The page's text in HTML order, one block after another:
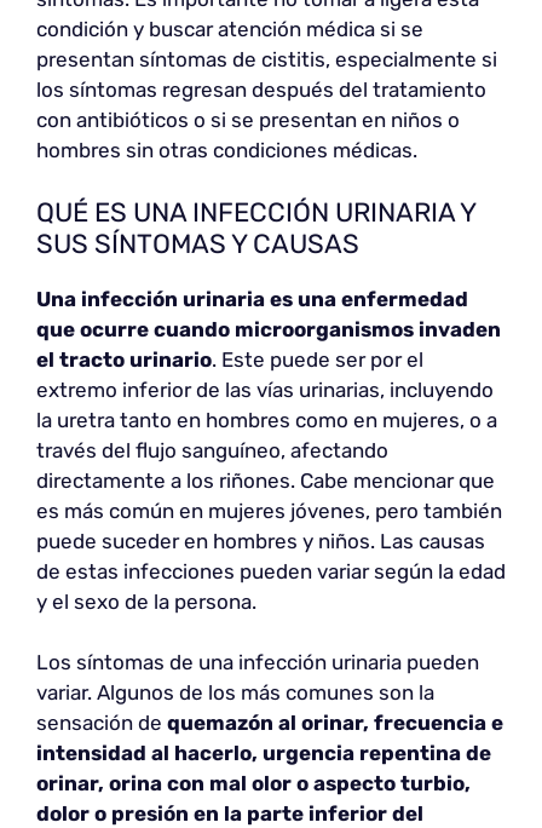
condición y buscar atención médica si se
presentan síntomas de cistitis, especialmente si
los síntomas regresan después del tratamiento
con antibióticos o si se presentan en niños o
hombres sin otras condiciones médicas.
QUÉ ES UNA INFECCIÓN URINARIA Y
SUS SÍNTOMAS Y CAUSAS
Una infección urinaria es una enfermedad
que ocurre cuando microorganismos invaden
el tracto urinario. Este puede ser por el
extremo inferior de las vías urinarias, incluyendo
la uretra tanto en hombres como en mujeres, o a
través del flujo sanguíneo, afectando
directamente a los riñones. Cabe mencionar que
es más común en mujeres jóvenes, pero también
puede suceder en hombres y niños. Las causas
de estas infecciones pueden variar según la edad
y el sexo de la persona.
Los síntomas de una infección urinaria pueden
variar. Algunos de los más comunes son la
sensación de quemazón al orinar, frecuencia e
intensidad al hacerlo, urgencia repentina de
orinar, orina con mal olor o aspecto turbio,
dolor o presión en la parte inferior del